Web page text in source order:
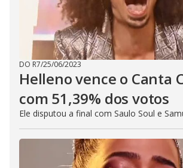
DO R7/25/06/2023
Helleno vence o Canta
com 51,39% dos votos
Ele disputou a final com Saulo Soul e